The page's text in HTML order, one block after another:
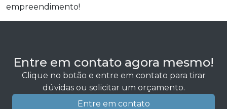
empreendimento!
Entre em contato agora mesmo!
Clique no botão e entre em contato para tirar
dúvidas ou solicitar um orçamento.
Entre em contato